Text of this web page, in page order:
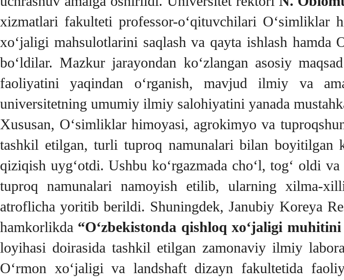
xizmatlari fakulteti professor-o‘qituvchilari O‘simliklar
xo‘jaligi mahsulotlarini saqlash va qayta ishlash hamda
bo‘ldilar. Mazkur jarayondan ko‘zlangan asosiy
faoliyatini yaqindan o‘rganish, mavjud ilmiy va
universitetning umumiy ilmiy salohiyatini yanada
Xususan, O‘simliklar himoyasi, agrokimyo va
tashkil etilgan, turli tuproq namunalari bilan boyitilgan
qiziqish uyg‘otdi. Ushbu ko‘rgazmada cho‘l, tog‘ oldi
tuproq namunalari namoyish etilib, ularning xilma-
atroflicha yoritib berildi. Shuningdek, Janubiy Koreya
hamkorlikda “O‘zbekistonda qishloq xo‘jaligi
loyihasi doirasida tashkil etilgan zamonaviy ilmiy
O‘rmon xo‘jaligi va landshaft dizayn fakultetida